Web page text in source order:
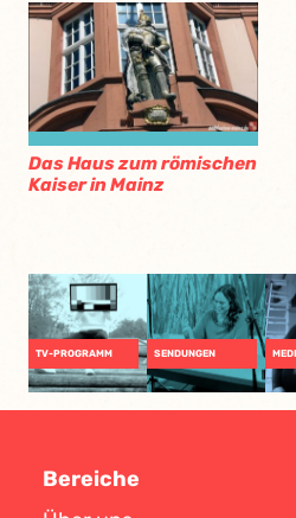
Das Haus zum römischen
Kaiser in Mainz
TV-PROGRAMM SENDUNGEN
Bereiche